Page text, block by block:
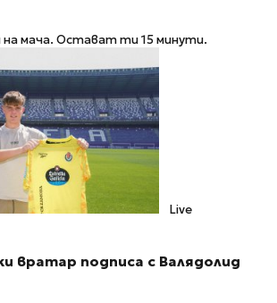
на мача. Остават ти 15 минути.
Live
вратар подписа с Валядолид